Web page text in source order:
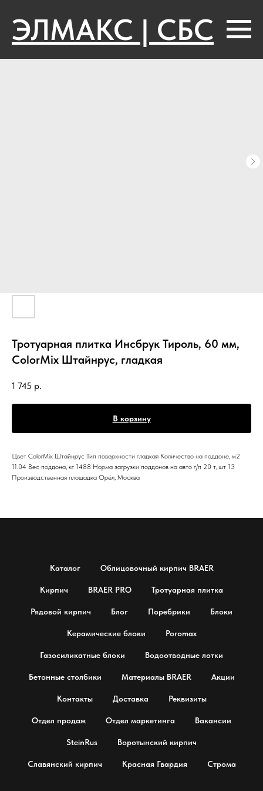
ЭЛМАКС | СБС
Тротуарная плитка Инсбрук Тироль, 60 мм,
ColorMix Штайнрус, гладкая
1 745 р.
В корзину
Цвет ColorMix Штайнрус Тип поверхности гладкая Количество на поддоне, м2
11.04 Вес поддона, кг 1488 Норма загрузки поддонов на авто г/п 20 т, шт 13
Производственная площадка Орёл, Москва
Каталог Облицовочный кирпич BRAER
Кирпич BRAER PRO Тротуарная плитка
Рядовой кирпич Блог Поребрики Блоки
Керамические блоки Poromax
Газосиликатные блоки Водоотводные лотки
Бетонные столбики Материалы BRAER Акции
Контакты Доставка Реквизиты
Отдел продаж Отдел маркетинга Вакансии
SteinRus Воротынский кирпич
Славянский кирпич Красная Гвардия Строма